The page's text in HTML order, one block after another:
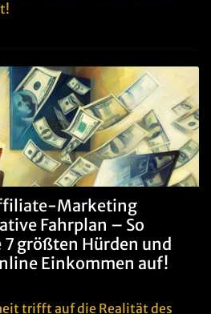
Marketing
Fahrplan – So
größten Hürden und
Einkommen auf!
trifft auf die Realität des